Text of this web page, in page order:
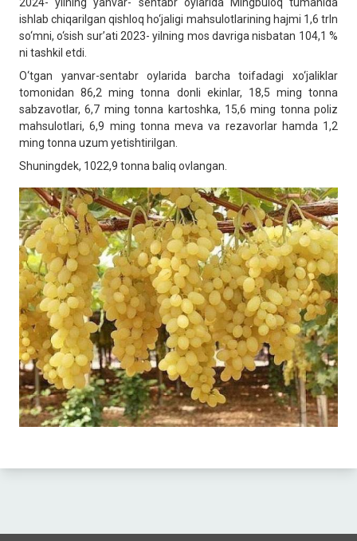
ishlab chiqarilgan qishloq ho‘jaligi mahsulotlarining hajmi 1,6 trln
so‘mni, o‘sish sur’ati 2023- yilning mos davriga nisbatan 104,1 %
ni tashkil etdi.
O‘tgan yanvar-sentabr oylarida barcha toifadagi xo‘jaliklar
tomonidan 86,2 ming tonna donli ekinlar, 18,5 ming tonna
sabzavotlar, 6,7 ming tonna kartoshka, 15,6 ming tonna poliz
mahsulotlari, 6,9 ming tonna meva va rezavorlar hamda 1,2
ming tonna uzum yetishtirilgan.
Shuningdek, 1022,9 tonna baliq ovlangan.